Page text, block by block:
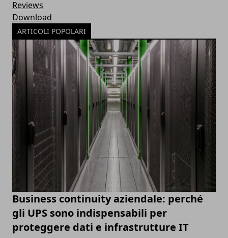
Reviews
Download
ARTICOLI POPOLARI
Business continuity aziendale: perché
gli UPS sono indispensabili per
proteggere dati e infrastrutture IT